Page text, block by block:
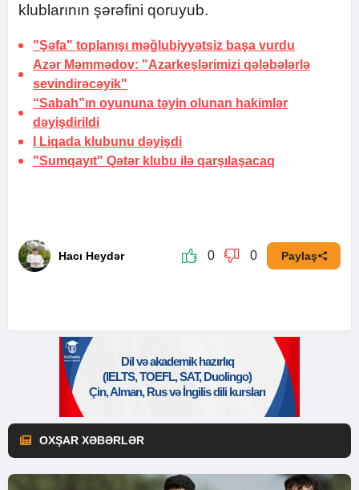
klublarının şərəfini qoruyub.
"Şəfa" toplanışı məğlubiyyətsiz başa vurdu
Azər Məmmədov: "Azarkeşlərimizi qələbələrlə
sevindirəcəyik"
“Sabah”ın oyununa təyin olunan hakimlər
dəyişdirildi
I Liqada klubunu dəyişdi
"Sumqayıt" Qətər klubu ilə qarşılaşacaq
Hacı Heydər 0 0 Paylaş
OXŞAR XƏBƏRLƏR